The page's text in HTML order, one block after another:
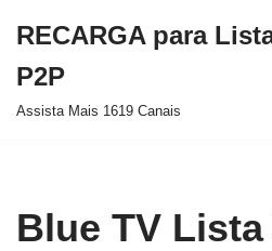
para
o
RECARGA para
P2P
Assista Mais 1619 Canais
Blue TV Lista